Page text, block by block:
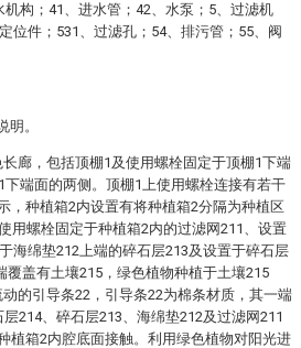
构；41、进水管；42、水泵；5、过滤机
位件；531、过滤孔；54、排污管；55、阀
。
廊，包括顶棚1及使用螺栓固定于顶棚1下端
端面的两侧。顶棚1上使用螺栓连接有若干
，种植箱2内设置有将种植箱2分隔为种植区
用螺栓固定于种植箱2内的过滤网211、设置
海绵垫212上端的碎石层213及设置于碎石层
盖有土壤215，绿色植物种植于土壤215
的引导条22，引导条22为棉条材质，其一端
214、碎石层213、海绵垫212及过滤网211
植箱2内腔底面接触。利用绿色植物对阳光进